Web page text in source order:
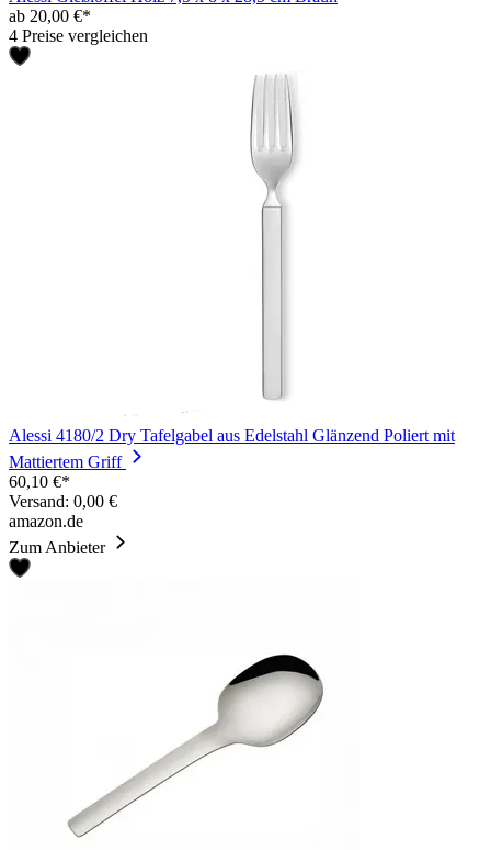
ab 20,00 €*
4 Preise vergleichen
Alessi 4180/2 Dry Tafelgabel aus Edelstahl Glänzend Poliert mit
Mattiertem Griff
60,10 €*
Versand: 0,00 €
amazon.de
Zum Anbieter